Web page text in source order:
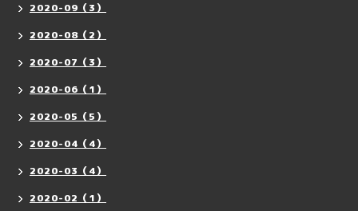
2020-09（3）
2020-08（2）
2020-07（3）
2020-06（1）
2020-05（5）
2020-04（4）
2020-03（4）
2020-02（1）